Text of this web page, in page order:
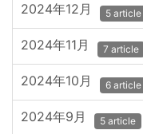
2024年12月 5 article
2024年11月 7 article
2024年10月 6 article
2024年9月 5 article